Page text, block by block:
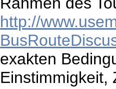
http://
exakten
Einstimmigkeit,